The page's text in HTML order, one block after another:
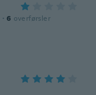
· 6 overførsler